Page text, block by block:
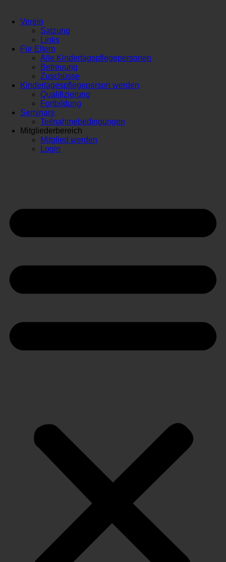
Verein
Satzung
Links
Für Eltern
Alle Kindertagspflegepersonen
Betreuung
Zuschüsse
Kindertagespflegeperson werden
Qualifizierung
Fortbildung
Seminare
Teilnahmebedingungen
Mitgliederbereich
Mitglied werden
Login